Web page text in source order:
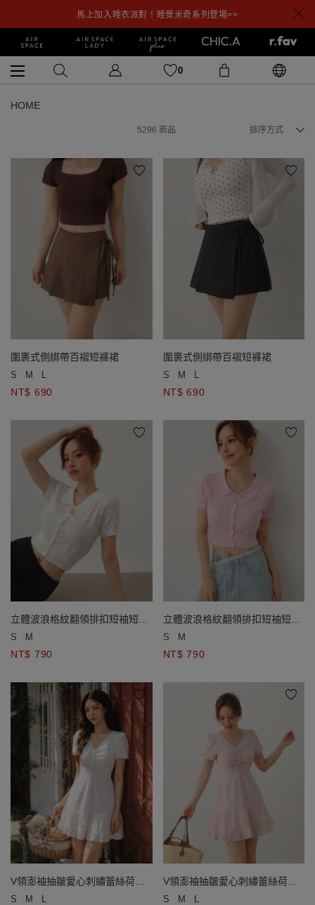
馬上加入睡衣派對！睡覺米奇系列登場>>
0
HOME
5296 商品 排序方式
圍裹式側綁帶百褶短褲裙
S M L
NT$ 690
圍裹式側綁帶百褶短褲裙
S M L
NT$ 690
立體波浪格紋翻領排扣短袖短版
開襟針織衫
S M
NT$ 790
立體波浪格紋翻領排扣短袖短版
開襟針織衫
S M
NT$ 790
V領澎袖抽皺愛心刺繡蕾絲荷葉
邊短洋裝
S M L
V領澎袖抽皺愛心刺繡蕾絲荷葉
邊短洋裝
S M L